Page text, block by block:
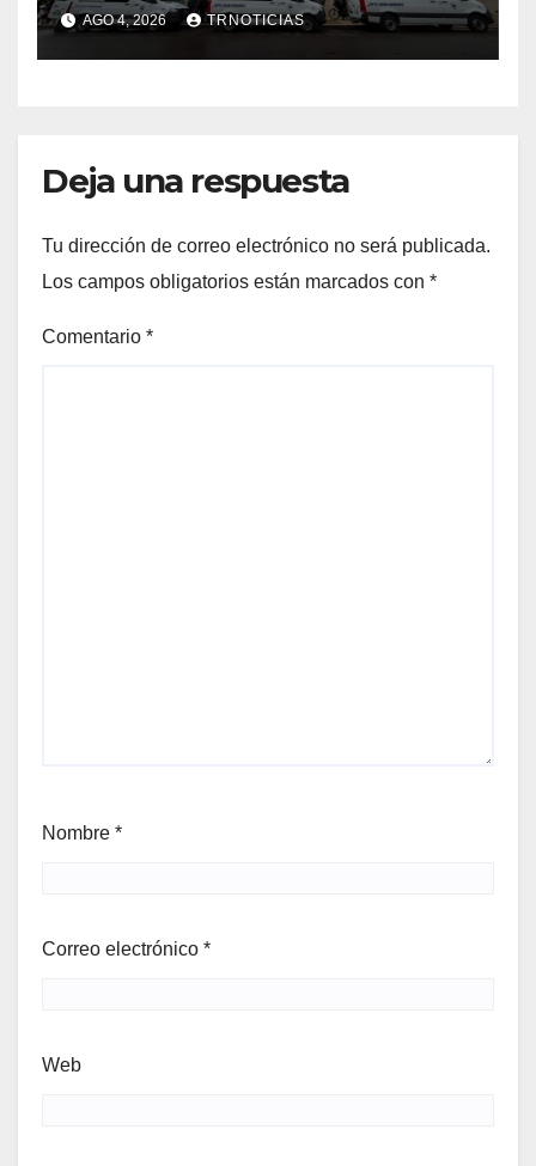
Cauquenes y Sagrada Familia
AGO 4, 2026 TRNOTICIAS
Deja una respuesta
Tu dirección de correo electrónico no será publicada.
Los campos obligatorios están marcados con *
Comentario *
Nombre *
Correo electrónico *
Web